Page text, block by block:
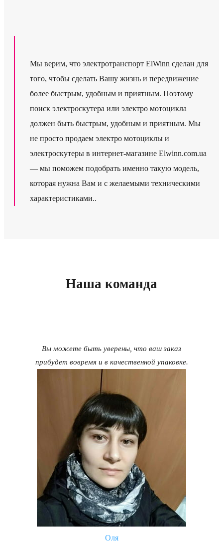
Мы верим, что электротранспорт ElWinn сделан для
того, чтобы сделать Вашу жизнь и передвижение
более быстрым, удобным и приятным. Поэтому
поиск электроскутера или электро мотоцикла
должен быть быстрым, удобным и приятным. Мы
не просто продаем электро мотоциклы и
электроскутеры в интернет-магазине Elwinn.com.ua
— мы поможем подобрать именно такую модель,
которая нужна Вам и с желаемыми техническими
характеристиками..
Наша команда
Вы можете быть уверены, что ваш заказ
прибудет вовремя и в качественной упаковке.
Оля